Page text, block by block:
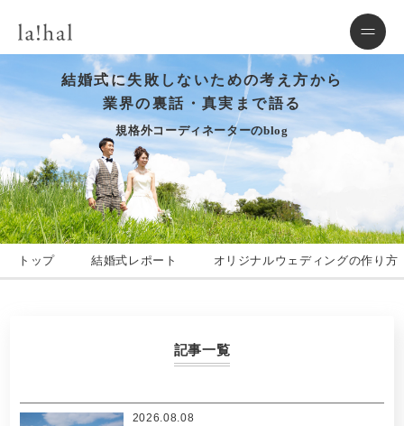
結婚式に失敗しないための考え方から
業界の裏話・真実まで語る
規格外コーディネーターのblog
トップ 結婚式レポート オリジナルウェディングの作り方
記事一覧
2026.08.08